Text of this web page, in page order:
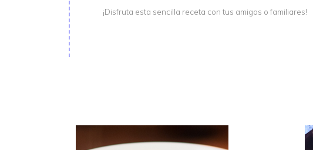
¡Disfruta esta sencilla receta con tus amigos o familiares!